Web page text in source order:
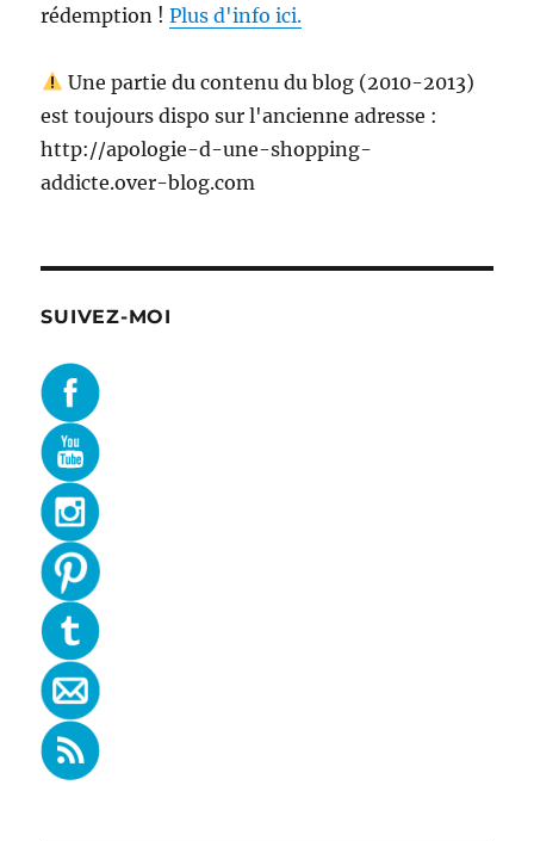
rédemption !Plus d'info ici.
Une partie du contenu du blog (2010-2013)
est toujours dispo sur l'ancienne adresse :
http://apologie-d-une-shopping-
addicte.over-blog.com
SUIVEZ-MOI